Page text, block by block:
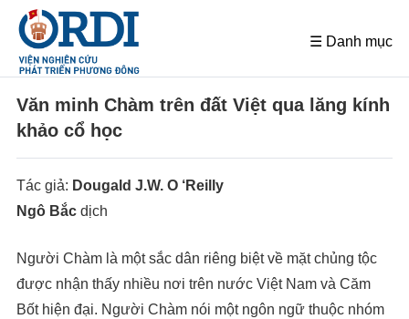
☰ Danh mục
Văn minh Chàm trên đất Việt qua lăng kính
khảo cổ học
Tác giả: Dougald J.W. O ‘Reilly
Ngô Bắc dịch
Người Chàm là một sắc dân riêng biệt về mặt chủng tộc
được nhận thấy nhiều nơi trên nước Việt Nam và Căm
Bốt hiện đại. Người Chàm nói một ngôn ngữ thuộc nhóm